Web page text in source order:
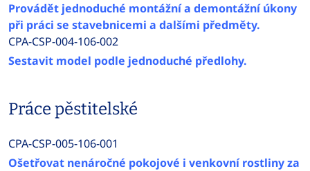
Provádět jednoduché montážní a demontážní úkony
při práci se stavebnicemi a dalšími předměty.
CPA-CSP-004-106-002
Sestavit model podle jednoduché předlohy.
Práce pěstitelské
CPA-CSP-005-106-001
Ošetřovat nenáročné pokojové i venkovní rostliny za